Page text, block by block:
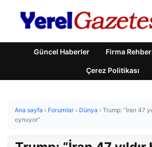
Güncel Haberler Firma
Çerez Politikası
Ana sayfa › Forumlar › Dünya › Trump: “İran 47
oynuyor”